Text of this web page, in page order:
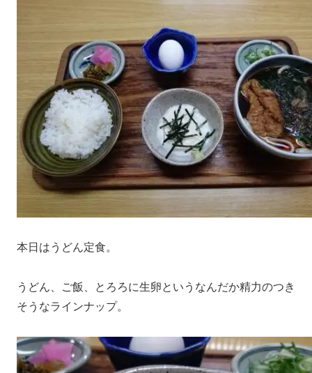
本日はうどん定食。
うどん、ご飯、とろろに生卵というなんだか精力のつき
そうなラインナップ。